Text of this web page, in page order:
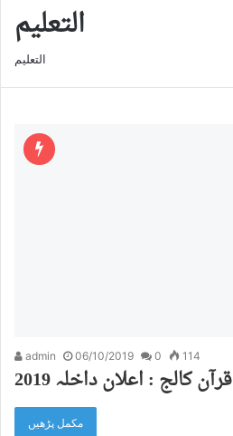
التعليم
التعليم
admin 06/10/2019 0 114
قرآن کالج : اعلان داخلہ 2019
مکمل پڑھیں